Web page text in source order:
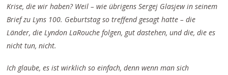
Krise, die wir haben? Weil – wie übrigens Sergej Glasjew in seinem
Brief zu Lyns 100. Geburtstag so treffend gesagt hatte – die
Länder, die Lyndon LaRouche folgen, gut dastehen, und die, die es
nicht tun, nicht.
Ich glaube, es ist wirklich so einfach, denn wenn man sich